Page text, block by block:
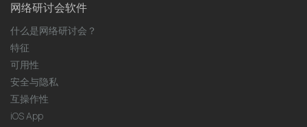
网络研讨会软件
什么是网络研讨会？
特征
可用性
安全与隐私
互操作性
iOS App